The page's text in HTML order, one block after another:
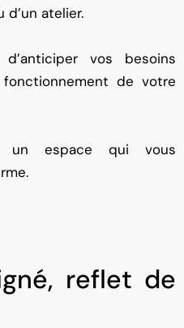
d’un atelier.
vos besoins
de votre
un espace qui vous
reflet de